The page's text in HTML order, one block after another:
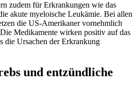
zudem für Erkrankungen wie das
akute myeloische Leukämie. Bei allen
die US-Amerikaner vornehmlich
Medikamente wirken positiv auf das
die Ursachen der Erkrankung
und entzündliche